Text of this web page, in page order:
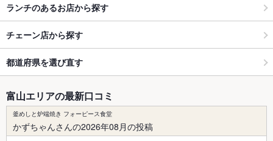
ランチのあるお店から探す
チェーン店から探す
都道府県を選び直す
富山エリアの最新口コミ
釜めしと炉端焼き フォーピース食堂
かずちゃんさんの2026年08月の投稿